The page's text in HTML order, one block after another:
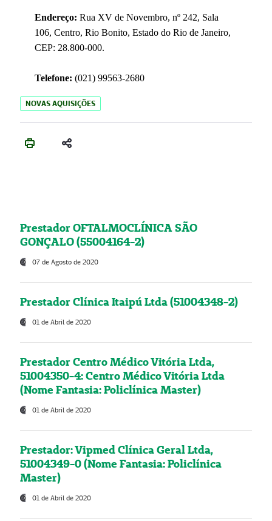
Endereço: Rua XV de Novembro, nº 242, Sala
106, Centro, Rio Bonito, Estado do Rio de Janeiro,
CEP: 28.800-000.
Telefone: (021) 99563-2680
NOVAS AQUISIÇÕES
Prestador OFTALMOCLÍNICA SÃO
GONÇALO (55004164-2)
07 de Agosto de 2020
Prestador Clínica Itaipú Ltda (51004348-2)
01 de Abril de 2020
Prestador Centro Médico Vitória Ltda,
51004350-4: Centro Médico Vitória Ltda
(Nome Fantasia: Policlínica Master)
01 de Abril de 2020
Prestador: Vipmed Clínica Geral Ltda,
51004349-0 (Nome Fantasia: Policlínica
Master)
01 de Abril de 2020